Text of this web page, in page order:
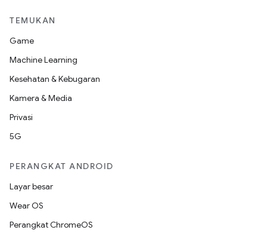
TEMUKAN
Game
Machine Learning
Kesehatan & Kebugaran
Kamera & Media
Privasi
5G
PERANGKAT ANDROID
Layar besar
Wear OS
Perangkat ChromeOS